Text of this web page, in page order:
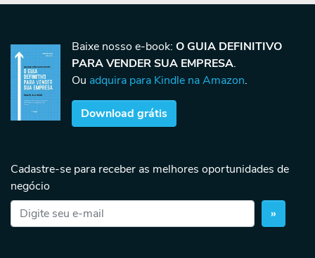
Baixe nosso e-book: O GUIA DEFINITIVO
PARA VENDER SUA EMPRESA.
Ou adquira para Kindle na Amazon.
Download grátis
Cadastre-se para receber as melhores oportunidades de
negócio
»